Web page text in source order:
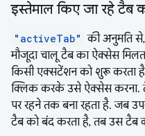
इस्तेमाल किए जा रहे टैब
"activeTab" की अनुमति
मौजूदा चालू टैब का ऐक्सेस
किसी एक्सटेंशन को शुरू करता
क्लिक करके उसे ऐक्सेस करना.
पर रहने तक बना रहता है. जब
टैब को बंद करता है, तब उस टैब